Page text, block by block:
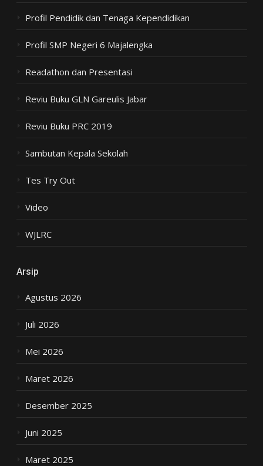
Profil Pendidik dan Tenaga Kependidikan
Profil SMP Negeri 6 Majalengka
Readathon dan Presentasi
Reviu Buku GLN Gareulis Jabar
Reviu Buku PRC 2019
Sambutan Kepala Sekolah
Tes Try Out
Video
WJLRC
Arsip
Agustus 2026
Juli 2026
Mei 2026
Maret 2026
Desember 2025
Juni 2025
Maret 2025